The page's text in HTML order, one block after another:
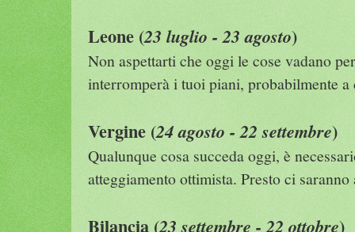
Leone (23 luglio - 23 agosto)
Non aspettarti che oggi le cose vadano
interromperà i tuoi piani, probabilmente a
Vergine (24 agosto - 22 settembre)
Qualunque cosa succeda oggi, è
atteggiamento ottimista. Presto ci
Bilancia (23 settembre - 22 ottobre)